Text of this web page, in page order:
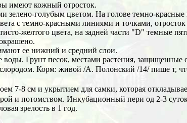
имеют кожный отросток.
голубым цветом. На голове темно-красные
с темно-красными линиями и точками,
желтого цвета, на задней части "D" темные
ее нижний и средний слои.
Грунт песок, местами растения, защищенные
Корм: живой /А. Полонский /14/ пише т,
7-8 см и укрытием для самки, которая
и потомством. Инкубационный пери од 2-3
зрелость в 1 год.